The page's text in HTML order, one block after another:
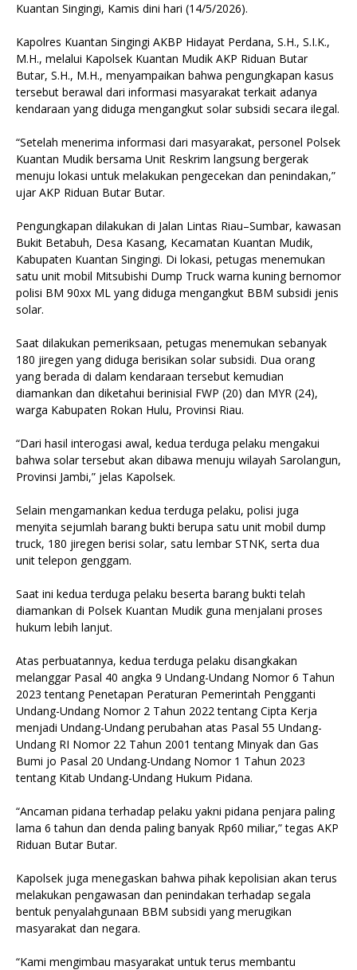
Kuantan Singingi, Kamis dini hari (14/5/2026).
Kapolres Kuantan Singingi AKBP Hidayat Perdana, S.H., S.I.K.,
M.H., melalui Kapolsek Kuantan Mudik AKP Riduan Butar
Butar, S.H., M.H., menyampaikan bahwa pengungkapan kasus
tersebut berawal dari informasi masyarakat terkait adanya
kendaraan yang diduga mengangkut solar subsidi secara ilegal.
“Setelah menerima informasi dari masyarakat, personel Polsek
Kuantan Mudik bersama Unit Reskrim langsung bergerak
menuju lokasi untuk melakukan pengecekan dan penindakan,”
ujar AKP Riduan Butar Butar.
Pengungkapan dilakukan di Jalan Lintas Riau–Sumbar, kawasan
Bukit Betabuh, Desa Kasang, Kecamatan Kuantan Mudik,
Kabupaten Kuantan Singingi. Di lokasi, petugas menemukan
satu unit mobil Mitsubishi Dump Truck warna kuning bernomor
polisi BM 90xx ML yang diduga mengangkut BBM subsidi jenis
solar.
Saat dilakukan pemeriksaan, petugas menemukan sebanyak
180 jiregen yang diduga berisikan solar subsidi. Dua orang
yang berada di dalam kendaraan tersebut kemudian
diamankan dan diketahui berinisial FWP (20) dan MYR (24),
warga Kabupaten Rokan Hulu, Provinsi Riau.
“Dari hasil interogasi awal, kedua terduga pelaku mengakui
bahwa solar tersebut akan dibawa menuju wilayah Sarolangun,
Provinsi Jambi,” jelas Kapolsek.
Selain mengamankan kedua terduga pelaku, polisi juga
menyita sejumlah barang bukti berupa satu unit mobil dump
truck, 180 jiregen berisi solar, satu lembar STNK, serta dua
unit telepon genggam.
Saat ini kedua terduga pelaku beserta barang bukti telah
diamankan di Polsek Kuantan Mudik guna menjalani proses
hukum lebih lanjut.
Atas perbuatannya, kedua terduga pelaku disangkakan
melanggar Pasal 40 angka 9 Undang-Undang Nomor 6 Tahun
2023 tentang Penetapan Peraturan Pemerintah Pengganti
Undang-Undang Nomor 2 Tahun 2022 tentang Cipta Kerja
menjadi Undang-Undang perubahan atas Pasal 55 Undang-
Undang RI Nomor 22 Tahun 2001 tentang Minyak dan Gas
Bumi jo Pasal 20 Undang-Undang Nomor 1 Tahun 2023
tentang Kitab Undang-Undang Hukum Pidana.
“Ancaman pidana terhadap pelaku yakni pidana penjara paling
lama 6 tahun dan denda paling banyak Rp60 miliar,” tegas AKP
Riduan Butar Butar.
Kapolsek juga menegaskan bahwa pihak kepolisian akan terus
melakukan pengawasan dan penindakan terhadap segala
bentuk penyalahgunaan BBM subsidi yang merugikan
masyarakat dan negara.
“Kami mengimbau masyarakat untuk terus membantu